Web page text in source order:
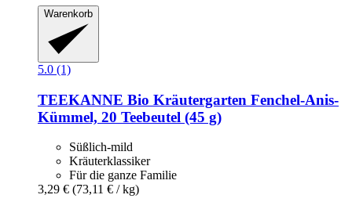
Warenkorb
5.0 (1)
TEEKANNE Bio Kräutergarten Fenchel-​Anis-​
Kümmel, 20 Teebeutel (45 g)
Süßlich-mild
Kräuterklassiker
Für die ganze Familie
3,29 € (73,11 € / kg)